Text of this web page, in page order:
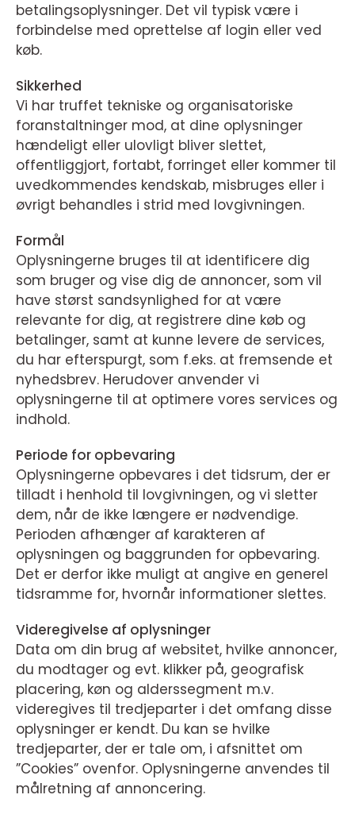
betalingsoplysninger. Det vil typisk være i
forbindelse med oprettelse af login eller ved
køb.
Sikkerhed
Vi har truffet tekniske og organisatoriske
foranstaltninger mod, at dine oplysninger
hændeligt eller ulovligt bliver slettet,
offentliggjort, fortabt, forringet eller kommer til
uvedkommendes kendskab, misbruges eller i
øvrigt behandles i strid med lovgivningen.
Formål
Oplysningerne bruges til at identificere dig
som bruger og vise dig de annoncer, som vil
have størst sandsynlighed for at være
relevante for dig, at registrere dine køb og
betalinger, samt at kunne levere de services,
du har efterspurgt, som f.eks. at fremsende et
nyhedsbrev. Herudover anvender vi
oplysningerne til at optimere vores services og
indhold.
Periode for opbevaring
Oplysningerne opbevares i det tidsrum, der er
tilladt i henhold til lovgivningen, og vi sletter
dem, når de ikke længere er nødvendige.
Perioden afhænger af karakteren af
oplysningen og baggrunden for opbevaring.
Det er derfor ikke muligt at angive en generel
tidsramme for, hvornår informationer slettes.
Videregivelse af oplysninger
Data om din brug af websitet, hvilke annoncer,
du modtager og evt. klikker på, geografisk
placering, køn og alderssegment m.v.
videregives til tredjeparter i det omfang disse
oplysninger er kendt. Du kan se hvilke
tredjeparter, der er tale om, i afsnittet om
”Cookies” ovenfor. Oplysningerne anvendes til
målretning af annoncering.